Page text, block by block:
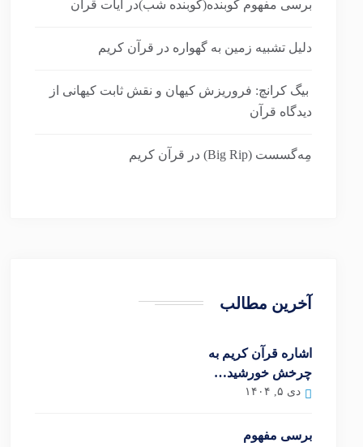
برسی مفهوم کوبنده(کوبنده شب)در آیات قرآن
دلیل تشبیه زمین به گهواره در قرآن کریم
بیگ کرانچ: فروریزش کیهان و نقش ثابت کیهانی از
دیدگاه قرآن
مِه‌گسست (Big Rip) در قرآن کریم
آخرین مطالب
اشاره قرآن کریم به
چرخش خورشید…
دی ۵, ۱۴۰۴
برسی مفهوم